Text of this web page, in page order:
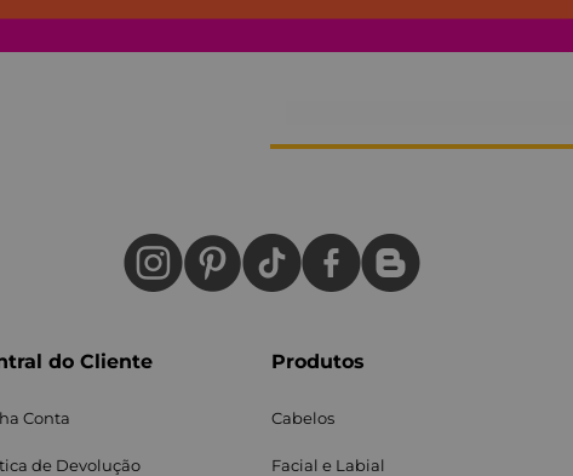
do Cliente
Conta
de Devolução
Produtos
Cabelos
Facial e Labial